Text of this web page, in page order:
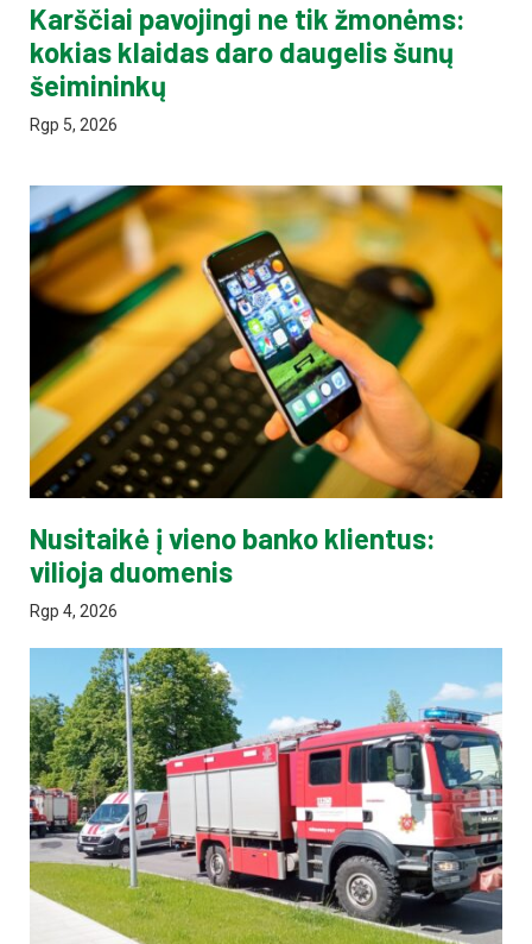
Karščiai pavojingi ne tik žmonėms:
kokias klaidas daro daugelis šunų
šeimininkų
Rgp 5, 2026
Nusitaikė į vieno banko klientus:
vilioja duomenis
Rgp 4, 2026